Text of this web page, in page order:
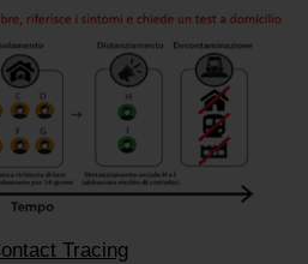
Tracing